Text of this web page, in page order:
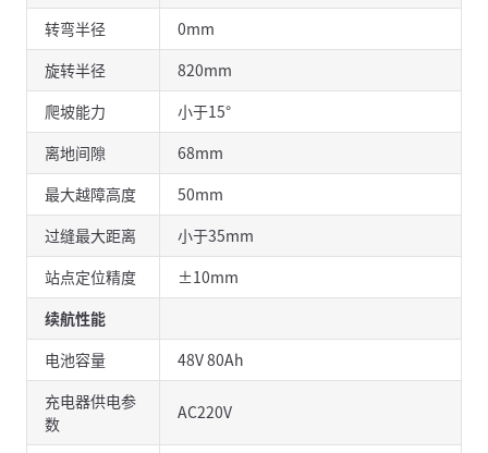
转弯半径
0mm
旋转半径
820mm
爬坡能力
小于15°
离地间隙
68mm
最大越障高度
50mm
过缝最大距离
小于35mm
站点定位精度
±10mm
续航性能
电池容量
48V 80Ah
充电器供电参
数
AC220V